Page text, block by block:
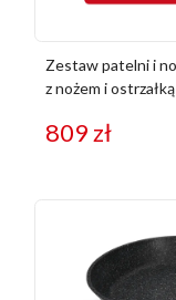
Zestaw patelni i
z nożem i
809zł